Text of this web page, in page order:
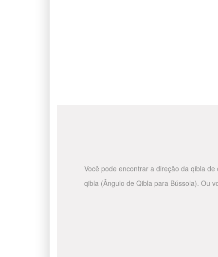
Você pode encontrar a direção da qibla
qibla (Ângulo de Qibla para Bússola). Ou